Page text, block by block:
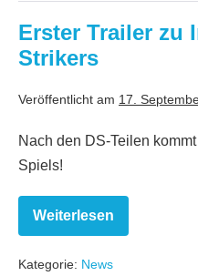
Erster Trailer zu
Strikers
Veröffentlicht am 17.
Nach den DS-Teilen
Spiels!
Weiterlesen
Erster
Trailer
Inazuma
Kategorie: News